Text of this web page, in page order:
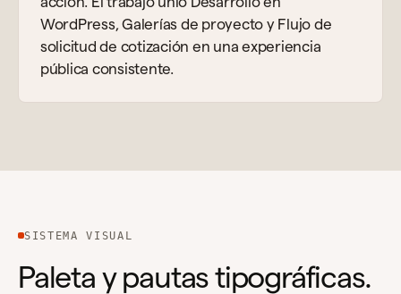
WordPress, Galerías de proyecto y Flujo de
solicitud de cotización en una experiencia
pública consistente.
SISTEMA VISUAL
Paleta y pautas tipográficas.